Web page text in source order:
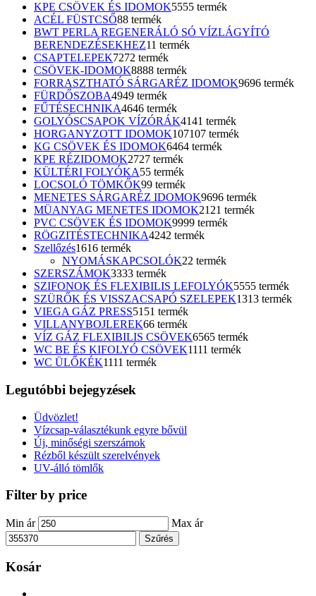
KPE CSÖVEK ÉS IDOMOK5555 termék
ACÉL FÜSTCSŐ88 termék
BWT PERLA REGENERÁLÓ SÓ VÍZLÁGYÍTÓ
BERENDEZÉSEKHEZ11 termék
CSAPTELEPEK7272 termék
CSÖVEK-IDOMOK8888 termék
FORRASZTHATÓ SÁRGARÉZ IDOMOK9696 termék
FÜRDŐSZOBA4949 termék
FŰTÉSECHNIKA4646 termék
GOLYÓSCSAPOK VÍZÓRÁK4141 termék
HORGANYZOTT IDOMOK107107 termék
KG CSÖVEK ÉS IDOMOK6464 termék
KPE RÉZIDOMOK2727 termék
KÜLTÉRI FOLYÓKA55 termék
LOCSOLÓ TÖMKŐK99 termék
MENETES SÁRGARÉZ IDOMOK9696 termék
MÜANYAG MENETES IDOMOK21 21 termék
PVC CSÖVEK ÉS IDOMOK9999 termék
RÖGZITÉSTECHNIKA4242 termék
Szellőzés1616 termék
NYOMÁSKAPCSOLÓK22 termék
SZERSZÁMOK3333 termék
SZIFONOK ÉS FLEXIBILIS LEFOLYÓK5555 termék
SZÜRŐK ÉS VISSZACSAPÓ SZELEPEK1313 termék
VIEGA GÁZ PRESS51 51 termék
VILLANYBOJLEREK66 termék
VÍZ GÁZ FLEXIBILIS CSÖVEK6565 termék
WC BE ÉS KIFOLYÓ CSÖVEK1111 termék
WC ÜLŐKÉK1111 termék
Legutóbbi bejegyzések
Üdvözlet!
Vízcsap-választékunk egyre bővül
Új, minőségi szerszámok
Rézből készült szerelvények
UV-álló tömlők
Filter by price
Min ár Max ár
Szűrés
Kosár